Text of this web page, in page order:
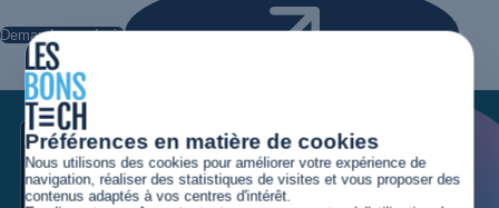
Demander un devis
Préférences en matière de cookies
Nous utilisons des cookies pour améliorer votre expérience de
navigation, réaliser des statistiques de visites et vous proposer des
contenus adaptés à vos centres d'intérêt.